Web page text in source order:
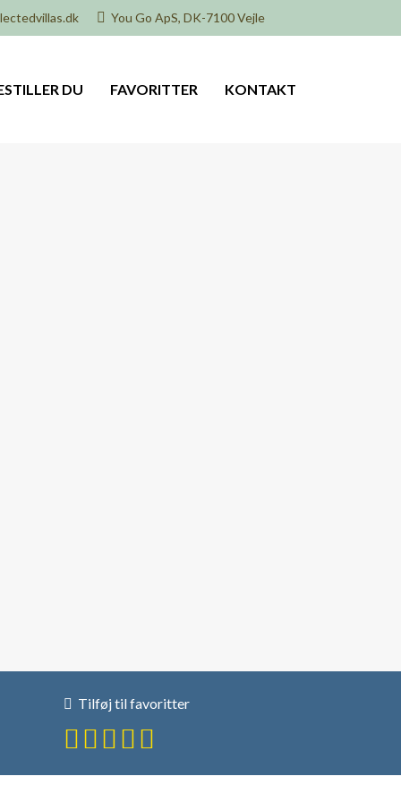
You Go ApS, DK-7100 Vejle
DU FAVORITTER KONTAKT
Tilføj til favoritter